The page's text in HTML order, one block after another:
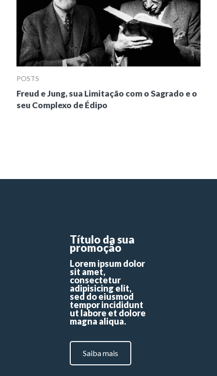
POSTS
Freud e Jung, sua Limitação com o Sagrado e o
seu Complexo de Édipo
Título da sua
promoção
Lorem ipsum dolor
sit amet,
consectetur
adipisicing elit,
sed do eiusmod
tempor incididunt
ut labore et dolore
magna aliqua.
Saiba mais